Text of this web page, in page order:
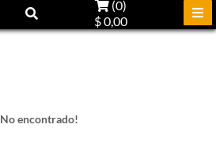
(0)
$ 0,00
No encontrado!